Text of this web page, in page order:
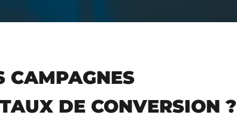
CAMPAGNES
DE CONVERSION ?